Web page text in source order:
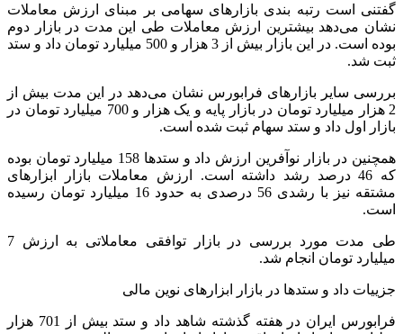
گفتنی است رتبه بندی بازارهای سهامی بر مبنای ارزش معاملات
نشان می‌دهد بیشترین ارزش معاملات طی این مدت در بازار دوم
بوده است. در این بازار بیش از 3 هزار و 500 میلیارد تومان داد و ستد
ثبت شد.
بررسی سایر بازارهای فرابورس نشان می‌دهد در این مدت بیش از
2 هزار میلیارد تومان در بازار پایه و یک هزار و 700 میلیارد تومان در
بازار اول داد و ستد سهام ثبت شده است.
همچنین در بازار نوآفرین ارزش داد و ستدها 158 میلیارد تومان بوده
که 46 درصد رشد داشته است. ارزش معاملات بازار ابزارهای
مشتقه نیز با رشدی 56 درصدی به حدود 16 میلیارد تومان رسیده
است.
طی مدت مورد بررسی در بازار توافقی معاملاتی به ارزش 7
میلیارد تومان انجام شد.
جزییات داد و ستدها در بازار ابزارهای نوین مالی
فرابورس ایران در هفته گذشته شاهد داد و ستد بیش از 701 هزار